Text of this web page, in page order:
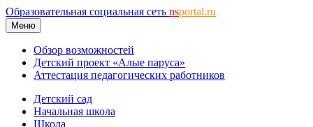
Образовательная социальная сеть nsportal.ru
Меню
Обзор возможностей
Детский проект «Алые паруса»
Аттестация педагогических работников
Детский сад
Начальная школа
Школа